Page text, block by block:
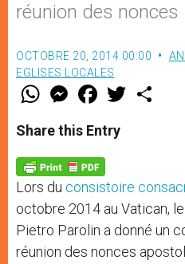
réunion des nonces
OCTOBRE 20, 2014 00:00
EGLISES LOCALES
W
t
s
p
p
M
e
s
e
g
e
r
F
a
e
b
o
k
w
Share this Entry
Lors du consistoire
octobre 2014 au Vatican,
Pietro Parolin a donné un
réunion des nonces